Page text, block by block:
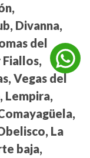
Divanna,
del
Vegas del
Lempira,
La
baja,